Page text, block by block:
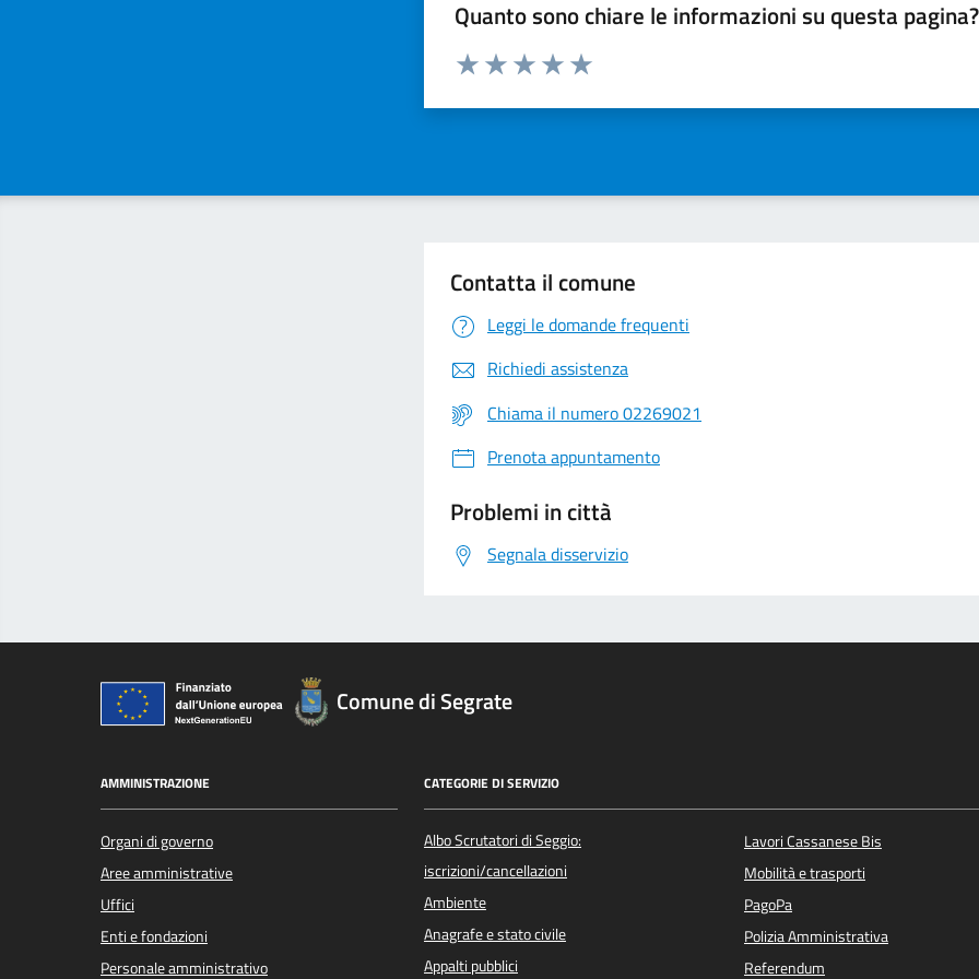
Quanto sono chiare le informazioni su questa pagina?
Valuta da 1 a 5 stelle la pagina
Contatta il comune
Leggi le domande frequenti
Richiedi assistenza
Chiama il numero 02269021
Prenota appuntamento
Problemi in città
Segnala disservizio
Comune di Segrate
AMMINISTRAZIONE
Organi di governo
Aree amministrative
Uffici
Enti e fondazioni
Personale amministrativo
CATEGORIE DI SERVIZIO
Albo Scrutatori di Seggio:
iscrizioni/cancellazioni
Ambiente
Anagrafe e stato civile
Appalti pubblici
Lavori Cassanese Bis
Mobilità e trasporti
PagoPa
Polizia Amministrativa
Referendum